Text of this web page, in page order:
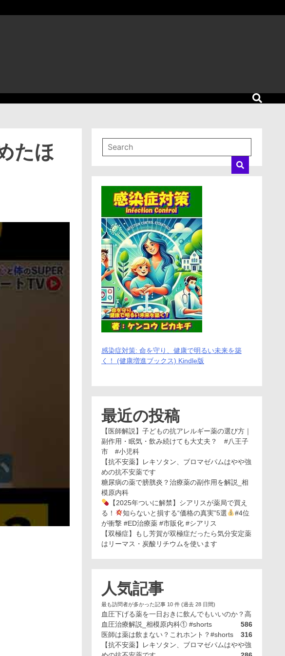
たほ
感染症対策: 命を守り、健康で明るい未来を築
く！ (健康増進ブックス) Kindle版
最近の投稿
【医師解説】子どもの抗アレルギー薬の選び方｜
副作用・眠気・飲み続けても大丈夫？ #八王子
市 #小児科
【抗不安薬】レキソタン、ブロマゼパムはやや強
めの抗不安薬です
糖尿病の薬で膀胱炎？治療薬の副作用を解説_相
模原内科
【2025年ついに解禁】シアリスが薬局で買え
る！
知らないと損する“価格の真実”5選
#4位
が衝撃 #ED治療薬 #市販化 #シアリス
【双極症】もし芳賀が双極症だったら気分安定薬
はリーマス・炭酸リチウムを使います
人気記事
最も訪問者が多かった記事 10 件 (過去 28 日間)
血圧下げる薬を一日おきに飲んでもいいのか？高
血圧治療解説_相模原内科① #shorts
586
医師は薬は飲まない？これホント？#shorts
316
【抗不安薬】レキソタン、ブロマゼパムはやや強